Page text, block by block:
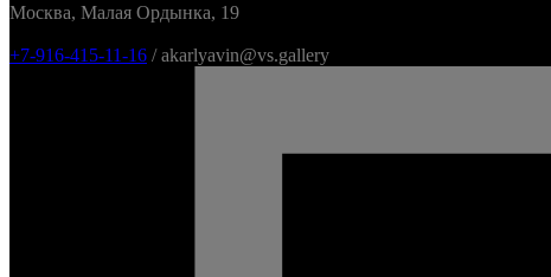
Москва, Малая Ордынка, 19
+7-916-415-11-16 / akarlyavin@vs.gallery